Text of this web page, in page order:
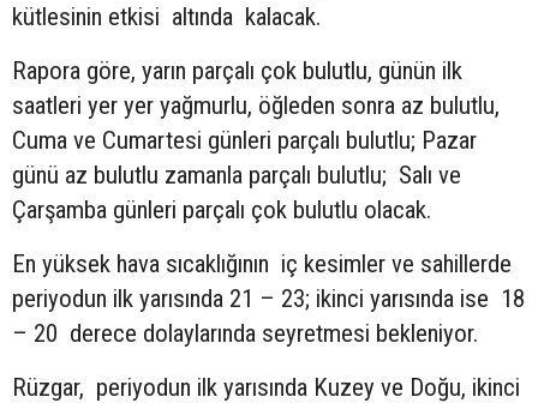
kütlesinin etkisi altında kalacak.
Rapora göre, yarın parçalı çok bulutlu, günün ilk
saatleri yer yer yağmurlu, öğleden sonra az bulutlu,
Cuma ve Cumartesi günleri parçalı bulutlu; Pazar
günü az bulutlu zamanla parçalı bulutlu; Salı ve
Çarşamba günleri parçalı çok bulutlu olacak.
En yüksek hava sıcaklığının iç kesimler ve sahillerde
periyodun ilk yarısında 21 – 23; ikinci yarısında ise 18
– 20 derece dolaylarında seyretmesi bekleniyor.
Rüzgar, periyodun ilk yarısında Kuzey ve Doğu, ikinci